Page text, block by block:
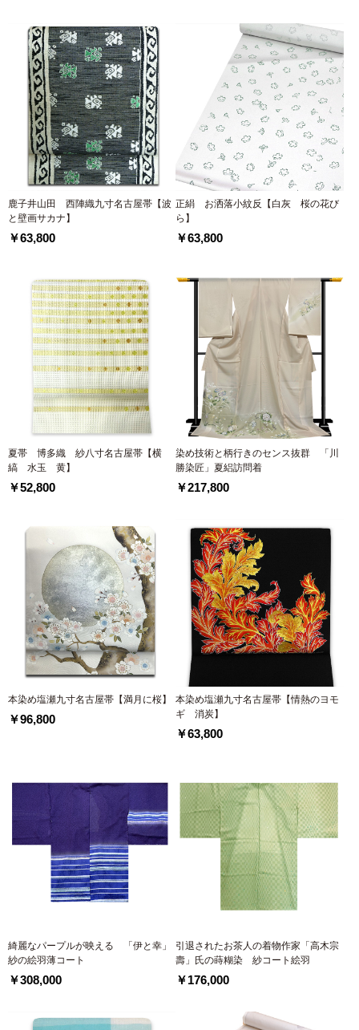
鹿子井山田 西陣織九寸名古屋帯【波
と壁画サカナ】
￥63,800
正絹 お洒落小紋反【白灰 桜の花び
ら】
￥63,800
夏帯 博多織 紗八寸名古屋帯【横
縞 水玉 黄】
￥52,800
染め技術と柄行きのセンス抜群 「川
勝染匠」夏絽訪問着
￥217,800
本染め塩瀬九寸名古屋帯【満月に桜】
￥96,800
本染め塩瀬九寸名古屋帯【情熱のヨモ
ギ 消炭】
￥63,800
綺麗なパープルが映える 「伊と幸」
紗の絵羽薄コート
￥308,000
引退されたお茶人の着物作家「高木宗
壽」氏の蒔糊染 紗コート絵羽
￥176,000